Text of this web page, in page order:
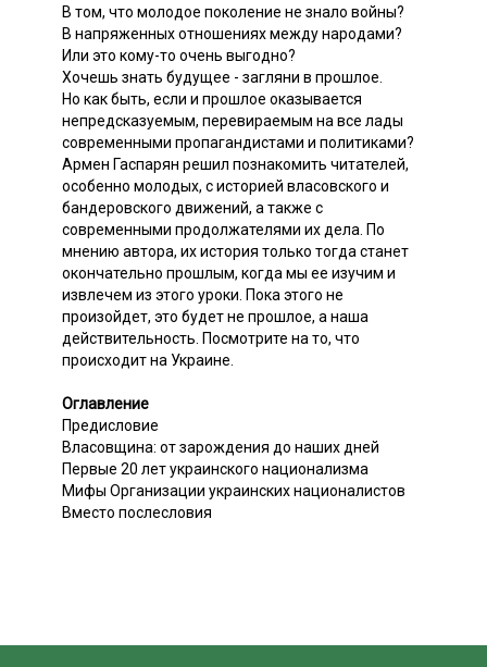
В том, что молодое поколение не знало войны?
В напряженных отношениях между народами?
Или это кому-то очень выгодно?
Хочешь знать будущее - загляни в прошлое.
Но как быть, если и прошлое оказывается
непредсказуемым, перевираемым на все лады
современными пропагандистами и политиками?
Армен Гаспарян решил познакомить читателей,
особенно молодых, с историей власовского и
бандеровского движений, а также с
современными продолжателями их дела. По
мнению автора, их история только тогда станет
окончательно прошлым, когда мы ее изучим и
извлечем из этого уроки. Пока этого не
произойдет, это будет не прошлое, а наша
действительность. Посмотрите на то, что
происходит на Украине.
Оглавление
Предисловие
Власовщина: от зарождения до наших дней
Первые 20 лет украинского национализма
Мифы Организации украинских националистов
Вместо послесловия